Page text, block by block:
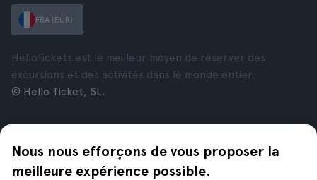
Nous nous efforçons de vous proposer la
meilleure expérience possible.
FRA (EUR)
Hellotickets est le meilleur moyen de réserver des
excursions et des activités dans le monde entier.
© Hello Ticket, SL.
À propos de nous
Offres d’emploi
New York
Rome